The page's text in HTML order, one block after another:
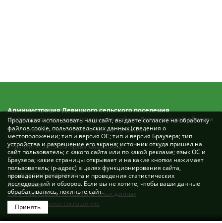
Администрация Девицкого сельского поселения
Острогожского муниципального района Воронежской области
Официальный сайт администрации Девицкого
Copyright © 2025 Все права защищены.
Законодательная карта
Карта сайта
Политика обработки персональных данных
Пользовательское соглашение
Продолжая использовать наш сайт, вы даете согласие на обработку
файлов cookie, пользовательских данных (сведения о
местоположении; тип и версия ОС; тип и версия Браузера; тип
устройства и разрешение его экрана; источник откуда пришел на
сайт пользователь; с какого сайта или по какой рекламе; язык ОС и
Браузера; какие страницы открывает и на какие кнопки нажимает
пользователь; ip-адрес) в целях функционирования сайта,
проведения ретаргетинга и проведения статистических
исследований и обзоров. Если вы не хотите, чтобы ваши данные
обрабатывались, покиньте сайт.
Принять